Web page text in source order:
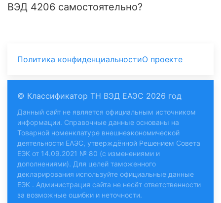
ВЭД 4206 самостоятельно?
Политика конфиденциальностиО проекте
© Классификатор ТН ВЭД ЕАЭС 2026 год
Данный сайт не является официальным источником
информации. Справочные данные основаны на
Товарной номенклатуре внешнеэкономической
деятельности ЕАЭС, утверждённой Решением Совета
ЕЭК от 14.09.2021 № 80 (с изменениями и
дополнениями). Для целей таможенного
декларирования используйте официальные данные
ЕЭК . Администрация сайта не несёт ответственности
за возможные ошибки и неточности.